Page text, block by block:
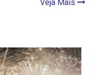
Veja Mais